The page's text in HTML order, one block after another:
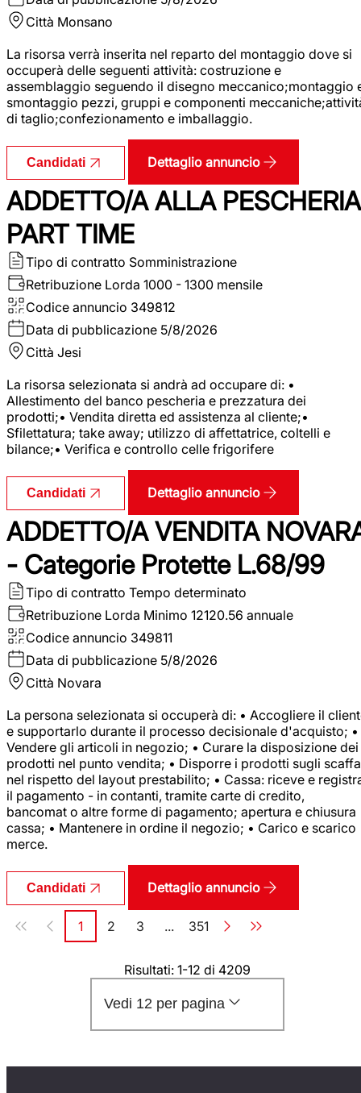
Città Monsano
La risorsa verrà inserita nel reparto del montaggio dove si
occuperà delle seguenti attività: costruzione e
assemblaggio seguendo il disegno meccanico;montaggio
smontaggio pezzi, gruppi e componenti
di taglio;confezionamento e imballaggio.
Candidati Dettaglio annuncio
ADDETTO/A ALLA PESCHERIA
PART TIME
Tipo di contratto Somministrazione
Retribuzione Lorda 1000 - 1300 mensile
Codice annuncio 349812
Data di pubblicazione 5/8/2026
Città Jesi
La risorsa selezionata si andrà ad occupare di: •
Allestimento del banco pescheria e prezzatura dei
prodotti;• Vendita diretta ed assistenza al cliente;•
Sfilettatura; take away; utilizzo di affettatrice, coltelli e
bilance;• Verifica e controllo celle frigorifere
Candidati Dettaglio annuncio
ADDETTO/A VENDITA
- Categorie Protette L.68/99
Tipo di contratto Tempo determinato
Retribuzione Lorda Minimo 12120.56 annuale
Codice annuncio 349811
Data di pubblicazione 5/8/2026
Città Novara
La persona selezionata si occuperà di: • Accogliere il
e supportarlo durante il processo decisionale d'acquisto; •
Vendere gli articoli in negozio; • Curare la disposizione dei
prodotti nel punto vendita; • Disporre i prodotti sugli
nel rispetto del layout prestabilito; • Cassa: riceve e
il pagamento - in contanti, tramite carte di credito,
bancomat o altre forme di pagamento; apertura e chiusura
cassa; • Mantenere in ordine il negozio; • Carico e scarico
merce.
Candidati Dettaglio annuncio
Paginazione
Pagina
1 Pagina
2 Pagina
3 ... Pagina
351
Risultati: 1-12 di 4209
Vedi 12 per pagina